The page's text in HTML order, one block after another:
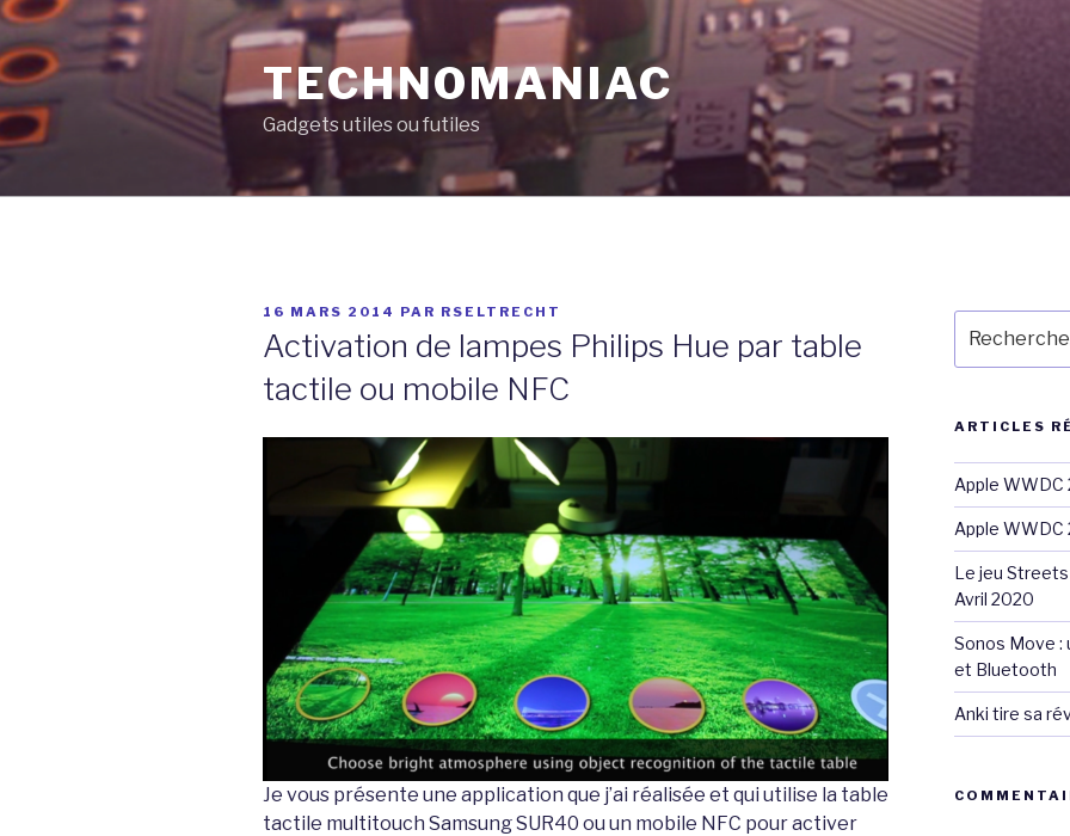
Aller
au
contenu
principal
TECHNOMANIAC
Gadgets utiles ou futiles
PUBLIÉ
16 MARS 2014 PAR RSELTRECHT
Activation de lampes Philips Hue par table
tactile ou mobile NFC
Je vous présente une application que j’ai réalisée et qui utilise la table
tactile multitouch Samsung SUR40 ou un mobile NFC pour activer
pour
:
ARTICLES
Apple WWDC
Apple WWDC
Le jeu
Avril 2020
Sonos Move :
et Bluetooth
Anki tire sa